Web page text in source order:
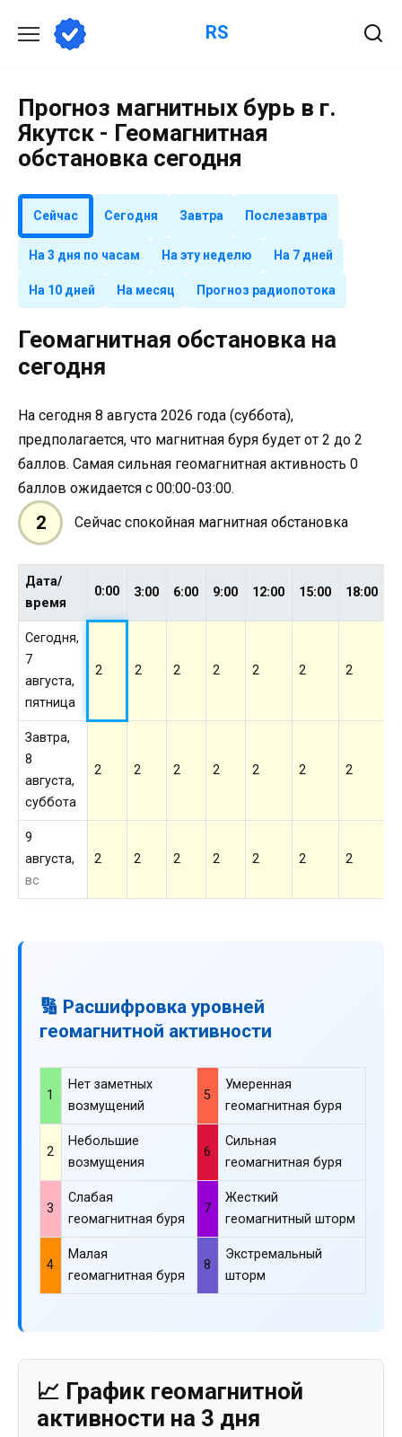
содержанию
RS
Прогноз магнитных бурь в г.
Якутск - Геомагнитная
обстановка сегодня
Сейчас Сегодня Завтра Послезавтра
На 3 дня по часам На эту неделю На 7 дней
На 10 дней На месяц Прогноз радиопотока
Геомагнитная обстановка на
сегодня
На сегодня 8 августа 2026 года (суббота),
предполагается, что магнитная буря будет от 2 до 2
баллов. Самая сильная геомагнитная активность 0
баллов ожидается с 00:00-03:00.
2 Сейчас спокойная магнитная обстановка
Дата/
время
0:00 3:00 6:00 9:00 12:00 15:00 18:00
Сегодня,
7
августа,
пятница
2 2 2 2 2 2 2
Завтра,
8
августа,
суббота
2 2 2 2 2 2 2
9
августа,
вс
2 2 2 2 2 2 2
🔢 Расшифровка уровней
геомагнитной активности
1
Нет заметных
возмущений
5
Умеренная
геомагнитная буря
2
Небольшие
возмущения
6
Сильная
геомагнитная буря
3
Слабая
геомагнитная буря
7
Жесткий
геомагнитный шторм
4
Малая
геомагнитная буря
8
Экстремальный
шторм
📈 График геомагнитной
активности на 3 дня